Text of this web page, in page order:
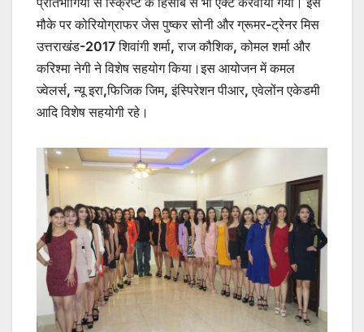
मौके पर कोरियोग्राफर जेस पुष्कर सोनी और ग्रूमर-ट्रेनर मिस
उत्तराखंड-2017 शिवांगी शर्मा, राज कौशिक, कोमल शर्मा और
करिश्मा नेगी ने विशेष सहयोग किया।इस आयोजन में कमल
ज्वेलर्स, न्यू इरा,फिजिक जिम, इंस्पिरेशन पीआर, एवेलोंन एकेडमी
आदि विशेष सहयोगी रहे।